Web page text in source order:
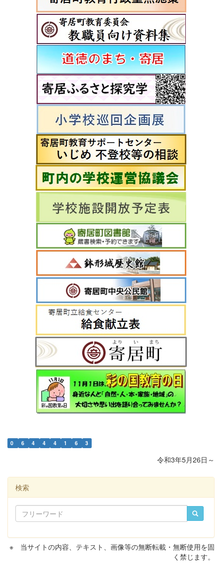
0 6 4 4 4 1 6 3
令和3年5月26日～
検索
※ 当サイトの内容、テキスト、画像等の無断転載・無断使用を固
く禁じます。